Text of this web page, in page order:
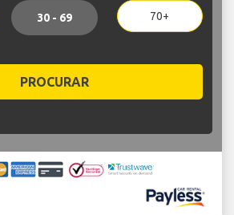
30 - 69 70+
PROCURAR